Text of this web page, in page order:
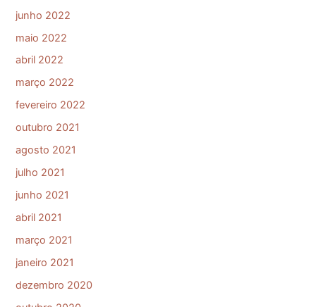
junho 2022
maio 2022
abril 2022
março 2022
fevereiro 2022
outubro 2021
agosto 2021
julho 2021
junho 2021
abril 2021
março 2021
janeiro 2021
dezembro 2020